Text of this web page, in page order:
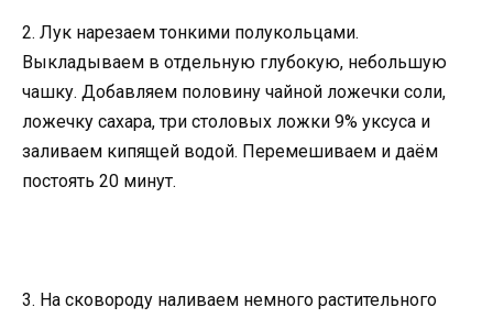
2. Лук нарезаем тонкими полукольцами.
Выкладываем в отдельную глубокую, небольшую
чашку. Добавляем половину чайной ложечки соли,
ложечку сахара, три столовых ложки 9% уксуса и
заливаем кипящей водой. Перемешиваем и даём
постоять 20 минут.
3. На сковороду наливаем немного растительного